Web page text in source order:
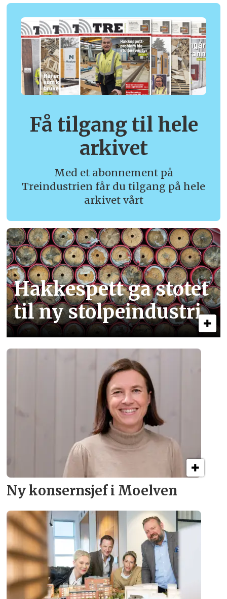
Få tilgang til hele
arkivet
Med et abonnement på
Treindustrien får du tilgang på hele
arkivet vårt
Hakkespett ga støtet
til ny stolpe­industri
Ny konsern­sjef i Moelven